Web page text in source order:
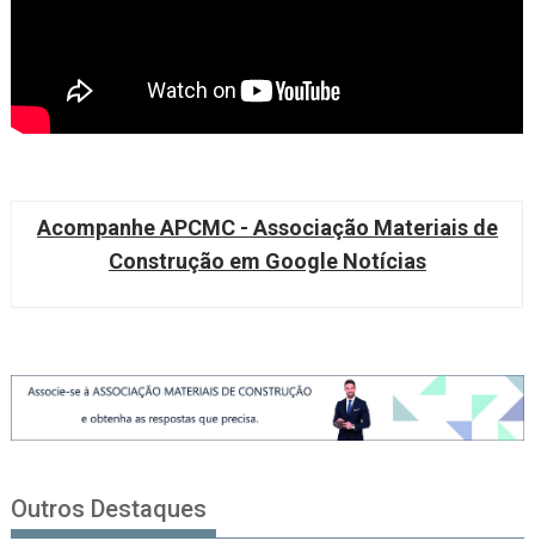
Acompanhe APCMC - Associação Materiais de
Construção em Google Notícias
Outros Destaques